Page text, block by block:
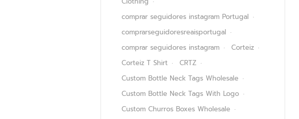
comprar seguidores instagram Portugal
comprarseguidoresreaisportugal
comprar seguidores instagram
Corteiz
Corteiz T Shirt
CRTZ
Custom Bottle Neck Tags Wholesale
Custom Bottle Neck Tags With Logo
Custom Churros Boxes Wholesale